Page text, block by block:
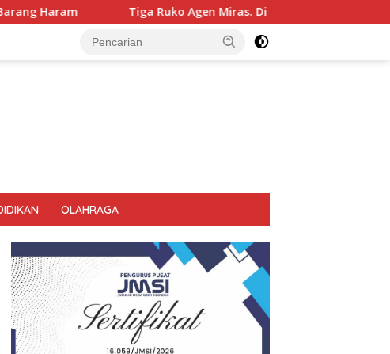
Agen Miras. Di Sikat Habis, Bupati Tegas Jangan Ada Jual Miras Di
OLAHRAGA